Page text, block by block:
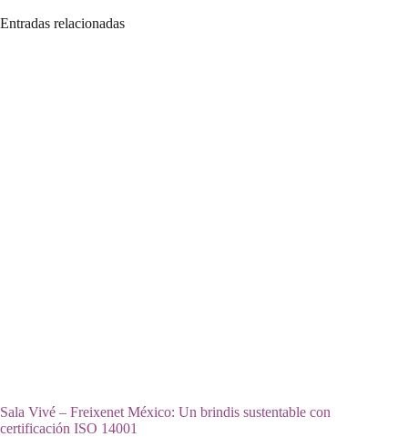
Entradas relacionadas
Sala Vivé – Freixenet México: Un brindis sustentable con
certificación ISO 14001